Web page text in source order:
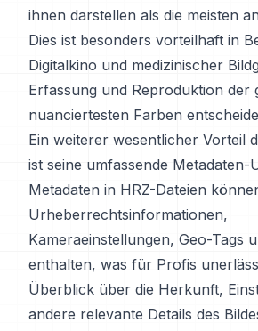
ihnen darstellen als die meisten
Dies ist besonders vorteilhaft in
Digitalkino und medizinischer
Erfassung und Reproduktion der
nuanciertesten Farben
Ein weiterer wesentlicher Vorteil
ist seine umfassende Metadaten-
Metadaten in HRZ-Dateien
Urheberrechtsinformationen,
Kameraeinstellungen, Geo-Tags
enthalten, was für Profis
Überblick über die Herkunft,
andere relevante Details des